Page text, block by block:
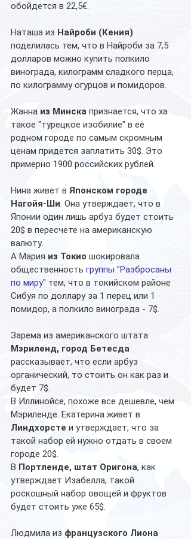
обойдется в 22,5€.
Наташа из Найроби (Кения)
поделилась тем, что в Найроби за 7,5
долларов можно купить полкило
винограда, килограмм сладкого перца,
по килограмму огурцов и помидоров.
Жанна из Минска признается, что ха
такое "турецкое изобилие" в её
родном городе по самым скромным
ценам придется заплатить 30$. Это
примерно 1900 российских рублей.
Нина живет в Японском городе
Нагойя-Ши. Она утверждает, что в
Японии один лишь арбуз будет стоить
20$ в пересчете на американскую
валюту.
А Мария из Токио шокировала
общественность группы "Разбросаны
по миру" тем, что в токийском районе
Сибуя по доллару за 1 перец или 1
помидор, а полкило винограда - 7$.
Зарема из американского штата
Мэриленд, город Бетесда
рассказывает, что если арбуз
органический, то стоить он как раз и
будет 7$.
В Иллинойсе, похоже все дешевле, чем
Мэриленде. Екатерина живет в
Линдхорсте и утверждает, что за
такой набор ей нужно отдать в своем
городе 20$.
В Портленде, штат Оригона, как
утверждает Изабелла, такой
роскошный набор овощей и фруктов
будет стоить уже 65$.
Людмила из французского Лиона